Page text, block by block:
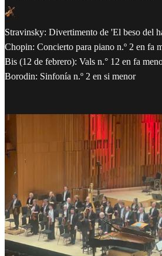
Stravinsky: Divertimento de 'El beso del
Chopin: Concierto para piano n.º 2 en fa
Bis (12 de febrero): Vals n.° 12 en fa
Borodin: Sinfonía n.º 2 en si menor